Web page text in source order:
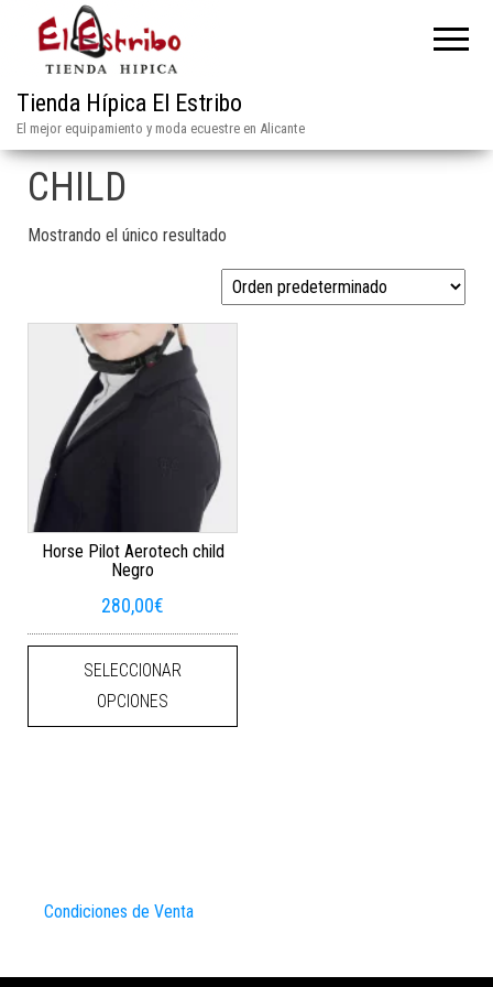
Tienda Hípica El Estribo
El mejor equipamiento y moda ecuestre en Alicante
CHILD
Mostrando el único resultado
Horse Pilot Aerotech child
Negro
280,00€
SELECCIONAR
OPCIONES
Este producto tiene múltiples
Condiciones de Venta